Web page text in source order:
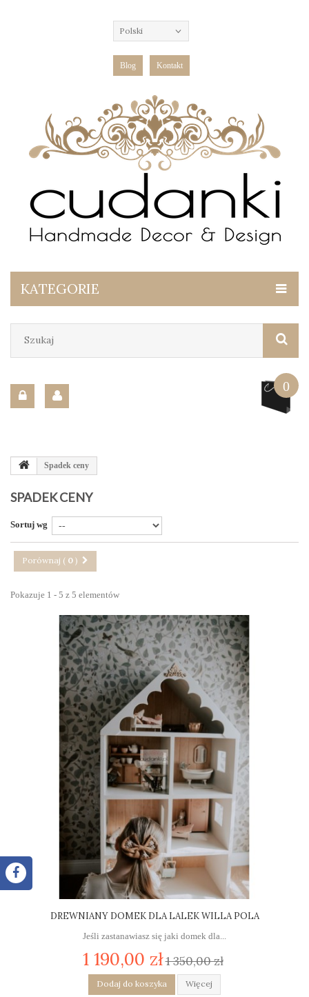
Polski
Blog Kontakt
KATEGORIE
0
Spadek ceny
SPADEK CENY
Sortuj wg
Porównaj ( 0 )
Pokazuje 1 - 5 z 5 elementów
DREWNIANY DOMEK DLA LALEK WILLA POLA
Jeśli zastanawiasz się jaki domek dla...
1 190,00 zł1 350,00 zł
Dodaj do koszyka Więcej